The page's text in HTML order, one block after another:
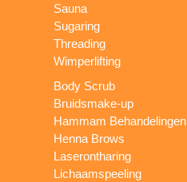
Sauna
Sugaring
Threading
Wimperlifting
Body Scrub
Bruidsmake-up
Hammam Behandelingen
Henna Brows
Laserontharing
Lichaamspeeling